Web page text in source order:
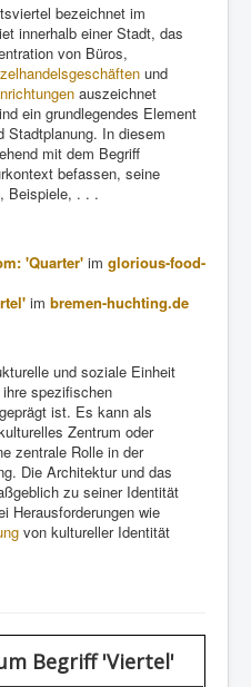
bezeichnet im
innerhalb einer Stadt, das
von Büros,
und
auszeichnet
ein grundlegendes Element
Stadtplanung. In diesem
mit dem Begriff
befassen, seine
Beispiele, . . .
'Quarter' im glorious-food-
im bremen-huchting.de
und soziale Einheit
spezifischen
ist. Es kann als
Zentrum oder
zentrale Rolle in der
Die Architektur und das
zu seiner Identität
Herausforderungen wie
von kultureller Identität
Begriff 'Viertel'